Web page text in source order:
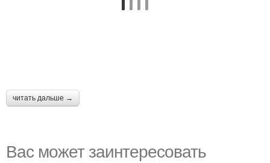
читать дальше →
Вас может заинтересовать